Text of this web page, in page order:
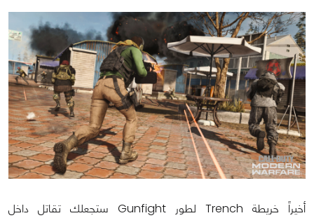
أخيراً خريطة Trench لطور Gunfight ستجعلك تقاتل داخل